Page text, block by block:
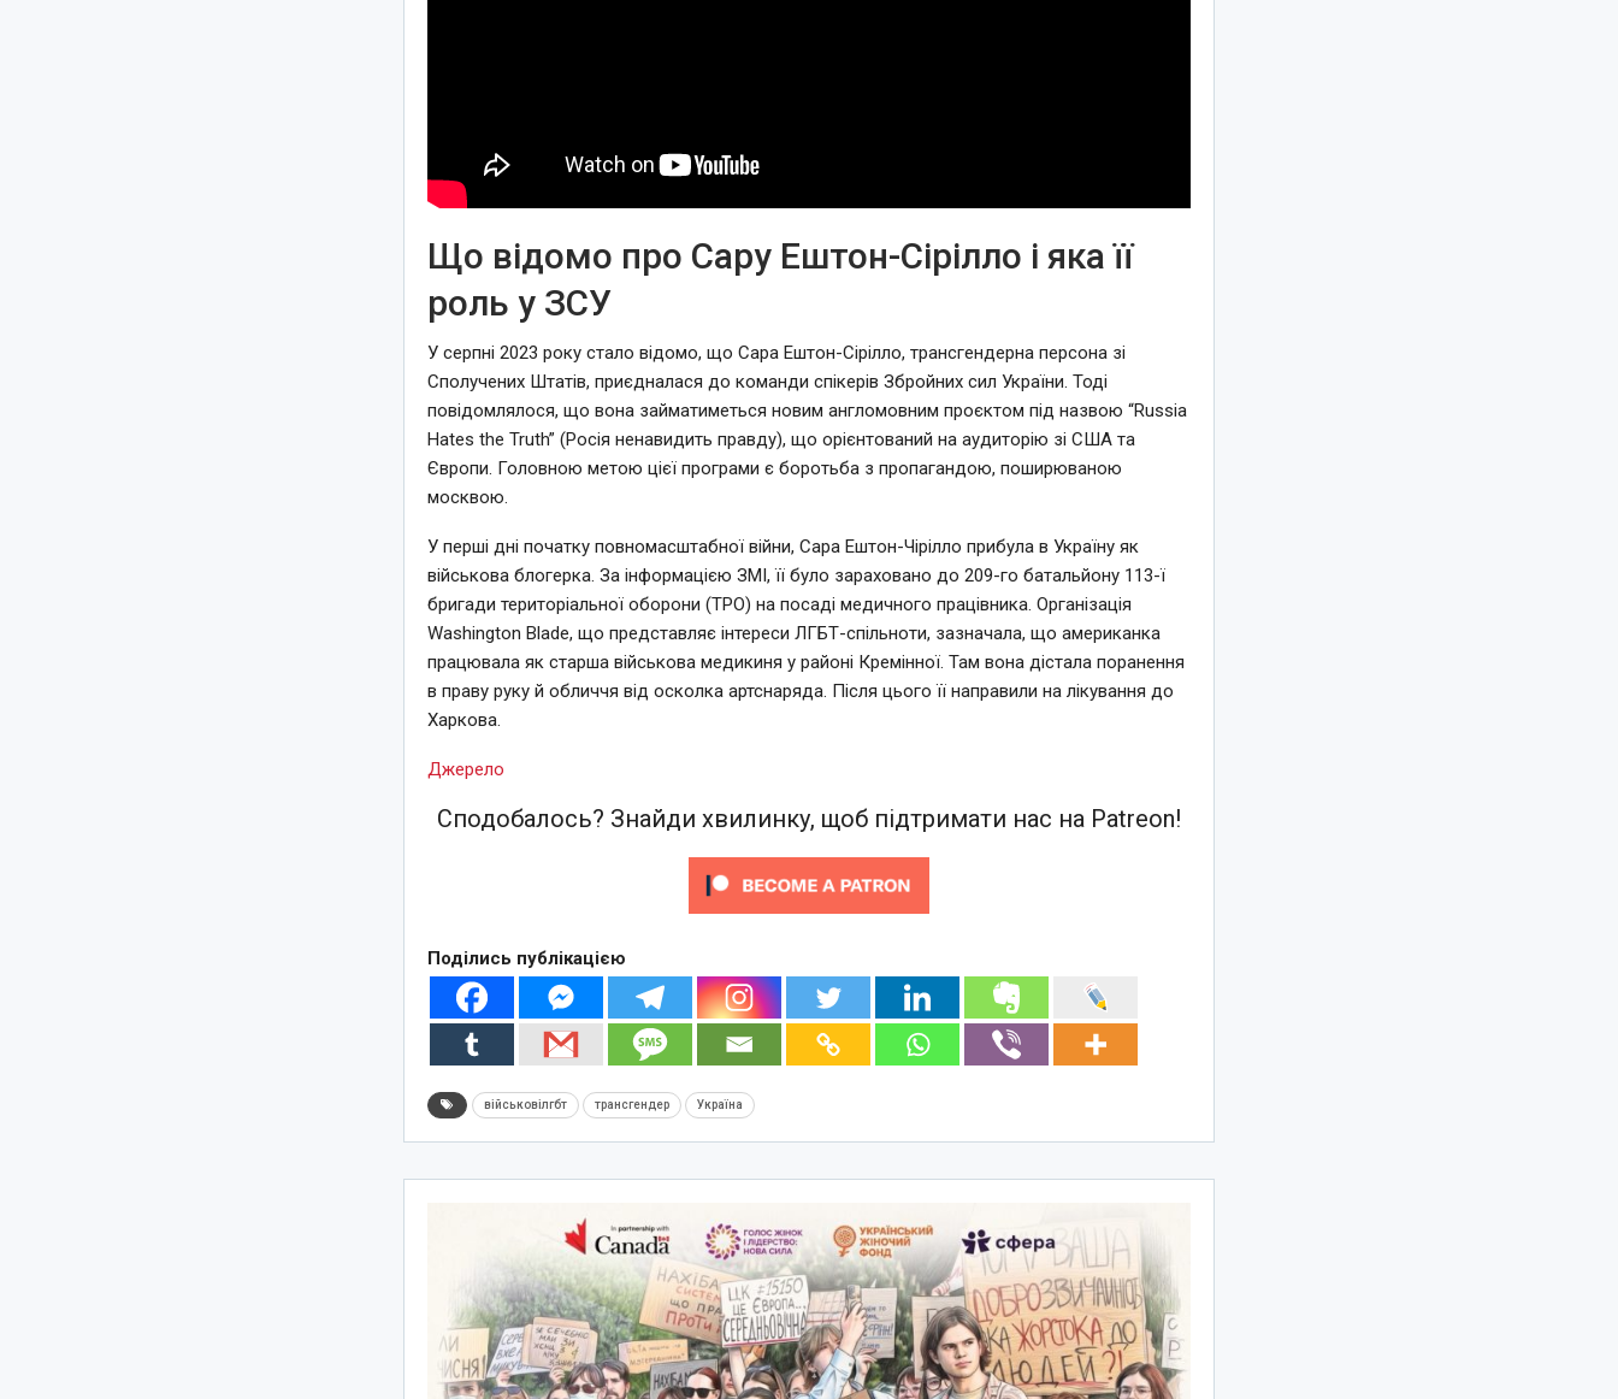
Що відомо про Сару Ештон-Сірілло і яка її
роль у ЗСУ
У серпні 2023 року стало відомо, що Сара Ештон-Сірілло, трансгендерна персона зі
Сполучених Штатів, приєдналася до команди спікерів Збройних сил України. Тоді
повідомлялося, що вона займатиметься новим англомовним проєктом під назвою “Russia
Hates the Truth” (Росія ненавидить правду), що орієнтований на аудиторію зі США та
Європи. Головною метою цієї програми є боротьба з пропагандою, поширюваною
москвою.
У перші дні початку повномасштабної війни, Сара Ештон-Чірілло прибула в Україну як
військова блогерка. За інформацією ЗМІ, її було зараховано до 209-го батальйону 113-ї
бригади територіальної оборони (ТРО) на посаді медичного працівника. Організація
Washington Blade, що представляє інтереси ЛГБТ-спільноти, зазначала, що американка
працювала як старша військова медикиня у районі Кремінної. Там вона дістала поранення
в праву руку й обличчя від осколка артснаряда. Після цього її направили на лікування до
Харкова.
Джерело
Сподобалось? Знайди хвилинку, щоб підтримати нас на Patreon!
Поділись публікацією
військовілгбт трансгендер Україна